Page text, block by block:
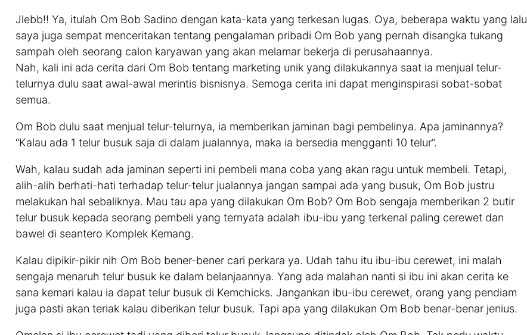
Jlebb!! Ya, itulah Om Bob Sadino dengan kata-kata yang terkesan lugas. Oya, beberapa waktu yang lalu
saya juga sempat menceritakan tentang pengalaman pribadi Om Bob yang pernah disangka tukang
sampah oleh seorang calon karyawan yang akan melamar bekerja di perusahaannya.
Nah, kali ini ada cerita dari Om Bob tentang marketing unik yang dilakukannya saat ia menjual telur-
telurnya dulu saat awal-awal merintis bisnisnya. Semoga cerita ini dapat menginspirasi sobat-sobat
semua.
Om Bob dulu saat menjual telur-telurnya, ia memberikan jaminan bagi pembelinya. Apa jaminannya?
“Kalau ada 1 telur busuk saja di dalam jualannya, maka ia bersedia mengganti 10 telur”.
Wah, kalau sudah ada jaminan seperti ini pembeli mana coba yang akan ragu untuk membeli. Tetapi,
alih-alih berhati-hati terhadap telur-telur jualannya jangan sampai ada yang busuk, Om Bob justru
melakukan hal sebaliknya. Mau tau apa yang dilakukan Om Bob? Om Bob sengaja memberikan 2 butir
telur busuk kepada seorang pembeli yang ternyata adalah ibu-ibu yang terkenal paling cerewet dan
bawel di seantero Komplek Kemang.
Kalau dipikir-pikir nih Om Bob bener-bener cari perkara ya. Udah tahu itu ibu-ibu cerewet, ini malah
sengaja menaruh telur busuk ke dalam belanjaannya. Yang ada malahan nanti si ibu ini akan cerita ke
sana kemari kalau ia dapat telur busuk di Kemchicks. Jangankan ibu-ibu cerewet, orang yang pendiam
juga pasti akan teriak kalau diberikan telur busuk. Tapi apa yang dilakukan Om Bob benar-benar jenius.